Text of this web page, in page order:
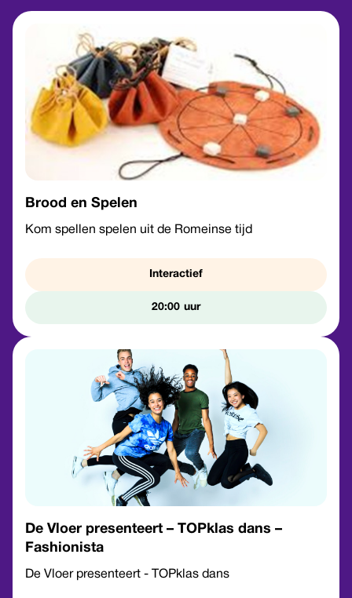
Brood en Spelen
Kom spellen spelen uit de Romeinse tijd
Interactief
20:00
De Vloer presenteert – TOPklas dans –
Fashionista
De Vloer presenteert - TOPklas dans